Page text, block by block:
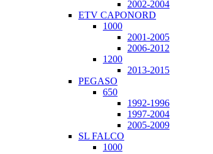
2002-2004
ETV CAPONORD
1000
2001-2005
2006-2012
1200
2013-2015
PEGASO
650
1992-1996
1997-2004
2005-2009
SL FALCO
1000